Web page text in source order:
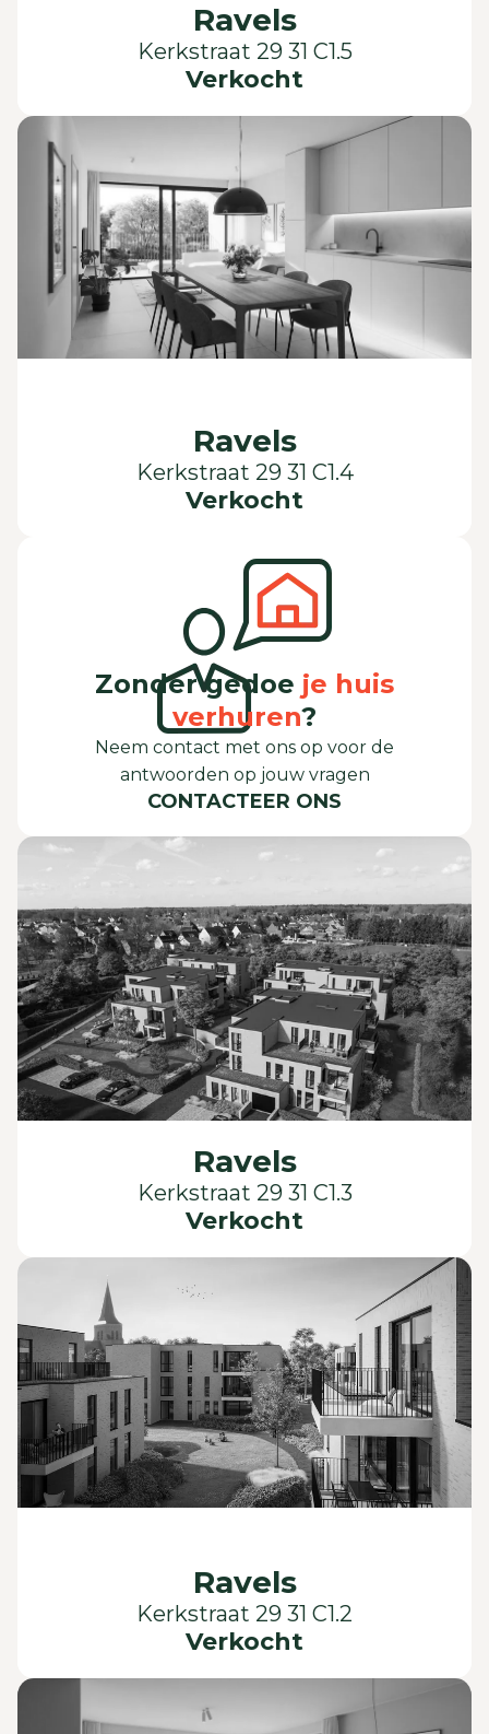
Verkocht
Ravels
Kerkstraat 29 31 C1.5
Verkocht
Ravels
Kerkstraat 29 31 C1.4
Zonder gedoe je huis
verhuren?
Neem contact met ons op voor de
antwoorden op jouw vragen
CONTACTEER ONS
Verkocht
Ravels
Kerkstraat 29 31 C1.3
Verkocht
Ravels
Kerkstraat 29 31 C1.2